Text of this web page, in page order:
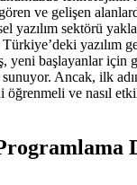
ve gelişen
yazılım sektörü
yazılım
yeni başlayanlar için
sunuyor. Ancak, ilk
ve nasıl